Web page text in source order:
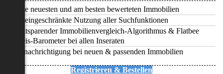
Alle neuesten und am besten bewerteten Immobilien
Uneingeschränkte Nutzung aller Suchfunktionen
Zeitsparender Immobilienvergleich-Algorithmus & Flatbee
Preis-Barometer bei allen Inseraten
Benachrichtigung bei neuen & passenden Immobilien
Registrieren & Bestellen